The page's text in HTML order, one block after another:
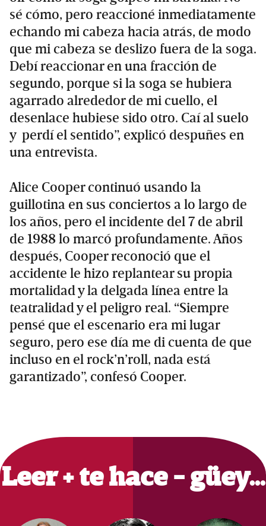
sé cómo, pero reaccioné inmediatamente
echando mi cabeza hacia atrás, de modo
que mi cabeza se deslizo fuera de la soga.
Debí reaccionar en una fracción de
segundo, porque si la soga se hubiera
agarrado alrededor de mi cuello, el
desenlace hubiese sido otro. Caí al suelo
y perdí el sentido”, explicó despuñes en
una entrevista.
Alice Cooper continuó usando la
guillotina en sus conciertos a lo largo de
los años, pero el incidente del 7 de abril
de 1988 lo marcó profundamente. Años
después, Cooper reconoció que el
accidente le hizo replantear su propia
mortalidad y la delgada línea entre la
teatralidad y el peligro real. “Siempre
pensé que el escenario era mi lugar
seguro, pero ese día me di cuenta de que
incluso en el rock’n’roll, nada está
garantizado”, confesó Cooper.
Primary
Sidebar
Leer + te hace - güey…